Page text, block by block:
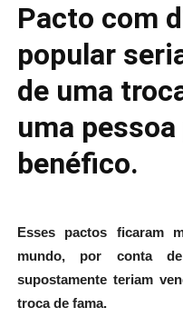
Pacto com
popular
de uma
uma
benéfico.
Esses pactos ficaram
mundo, por conta
supostamente teriam
troca de fama.